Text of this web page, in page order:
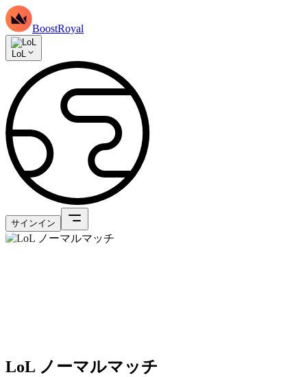
BoostRoyal
LoL
サインイン
LoL ノーマルマッチ